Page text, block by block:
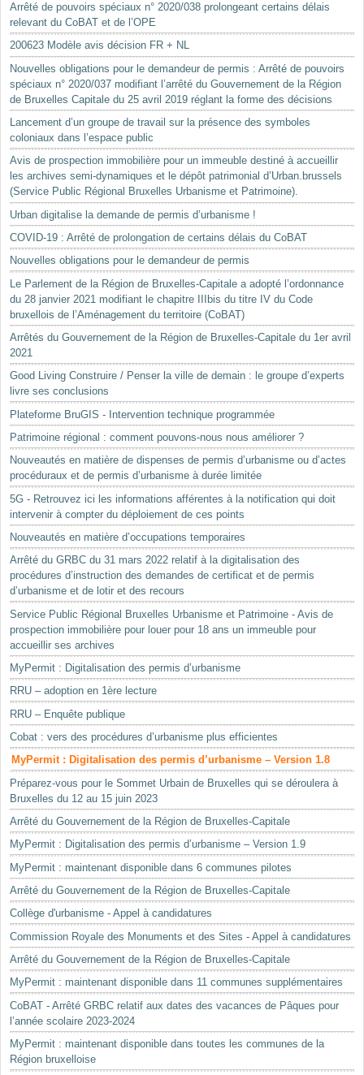
Arrêté de pouvoirs spéciaux n° 2020/038 prolongeant certains délais
relevant du CoBAT et de l’OPE
200623 Modèle avis décision FR + NL
Nouvelles obligations pour le demandeur de permis : Arrêté de pouvoirs
spéciaux n° 2020/037 modifiant l’arrêté du Gouvernement de la Région
de Bruxelles Capitale du 25 avril 2019 réglant la forme des décisions
Lancement d’un groupe de travail sur la présence des symboles
coloniaux dans l’espace public
Avis de prospection immobilière pour un immeuble destiné à accueillir
les archives semi-dynamiques et le dépôt patrimonial d’Urban.brussels
(Service Public Régional Bruxelles Urbanisme et Patrimoine).
Urban digitalise la demande de permis d’urbanisme !
COVID-19 : Arrêté de prolongation de certains délais du CoBAT
Nouvelles obligations pour le demandeur de permis
Le Parlement de la Région de Bruxelles-Capitale a adopté l’ordonnance
du 28 janvier 2021 modifiant le chapitre IIIbis du titre IV du Code
bruxellois de l’Aménagement du territoire (CoBAT)
Arrêtés du Gouvernement de la Région de Bruxelles-Capitale du 1er avril
2021
Good Living Construire / Penser la ville de demain : le groupe d’experts
livre ses conclusions
Plateforme BruGIS - Intervention technique programmée
Patrimoine régional : comment pouvons-nous nous améliorer ?
Nouveautés en matière de dispenses de permis d’urbanisme ou d’actes
procéduraux et de permis d’urbanisme à durée limitée
5G - Retrouvez ici les informations afférentes à la notification qui doit
intervenir à compter du déploiement de ces points
Nouveautés en matière d’occupations temporaires
Arrêté du GRBC du 31 mars 2022 relatif à la digitalisation des
procédures d’instruction des demandes de certificat et de permis
d’urbanisme et de lotir et des recours
Service Public Régional Bruxelles Urbanisme et Patrimoine - Avis de
prospection immobilière pour louer pour 18 ans un immeuble pour
accueillir ses archives
MyPermit : Digitalisation des permis d’urbanisme
RRU – adoption en 1ère lecture
RRU – Enquête publique
Cobat : vers des procédures d’urbanisme plus efficientes
MyPermit : Digitalisation des permis d’urbanisme – Version 1.8
Préparez-vous pour le Sommet Urbain de Bruxelles qui se déroulera à
Bruxelles du 12 au 15 juin 2023
Arrêté du Gouvernement de la Région de Bruxelles-Capitale
MyPermit : Digitalisation des permis d’urbanisme – Version 1.9
MyPermit : maintenant disponible dans 6 communes pilotes
Arrêté du Gouvernement de la Région de Bruxelles-Capitale
Collège d'urbanisme - Appel à candidatures
Commission Royale des Monuments et des Sites - Appel à candidatures
Arrêté du Gouvernement de la Région de Bruxelles-Capitale
MyPermit : maintenant disponible dans 11 communes supplémentaires
CoBAT - Arrêté GRBC relatif aux dates des vacances de Pâques pour
l’année scolaire 2023-2024
MyPermit : maintenant disponible dans toutes les communes de la
Région bruxelloise